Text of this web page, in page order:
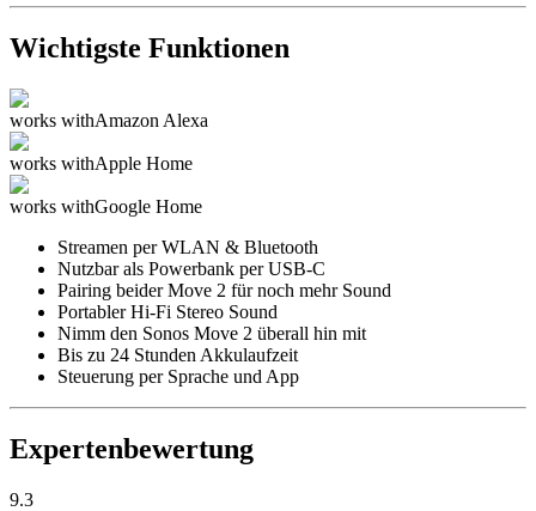
Wichtigste Funktionen
works withAmazon Alexa
works withApple Home
works withGoogle Home
Streamen per WLAN & Bluetooth
Nutzbar als Powerbank per USB-C
Pairing beider Move 2 für noch mehr Sound
Portabler Hi-Fi Stereo Sound
Nimm den Sonos Move 2 überall hin mit
Bis zu 24 Stunden Akkulaufzeit
Steuerung per Sprache und App
Expertenbewertung
9.3